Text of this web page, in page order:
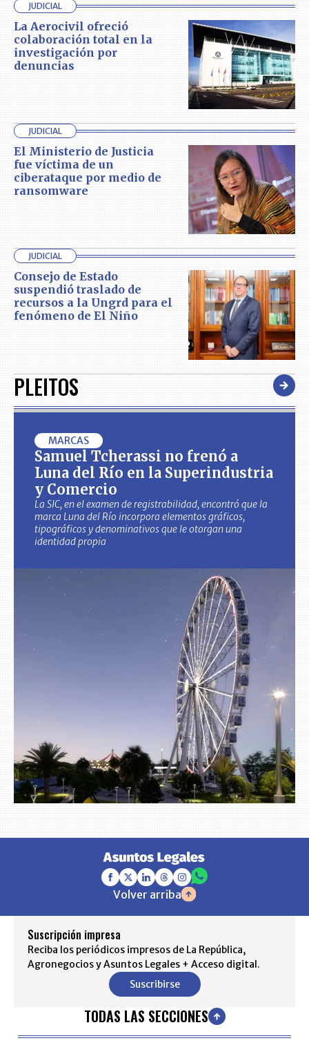
JUDICIAL
La Aerocivil ofreció
colaboración total en la
investigación por
denuncias
JUDICIAL
El Ministerio de Justicia
fue víctima de un
ciberataque por medio de
ransomware
JUDICIAL
Consejo de Estado
suspendió traslado de
recursos a la Ungrd para el
fenómeno de El Niño
PLEITOS
MARCAS
Samuel Tcherassi no frenó a
Luna del Río en la Superindustria
y Comercio
La SIC, en el examen de registrabilidad, encontró que la
marca Luna del Río incorpora elementos gráficos,
tipográficos y denominativos que le otorgan una
identidad propia
Volver arriba
Suscripción impresa
Reciba los periódicos impresos de La República,
Agronegocios y Asuntos Legales + Acceso digital.
Suscribirse
TODAS LAS SECCIONES